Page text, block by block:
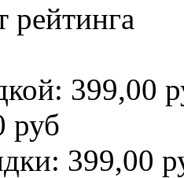
рейтинга
399,00
руб
399,00